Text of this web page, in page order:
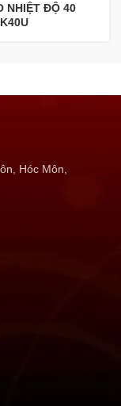
NHIỆT ĐỘ 40
Hóc Môn,